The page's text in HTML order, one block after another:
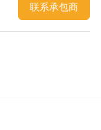
联系承包商